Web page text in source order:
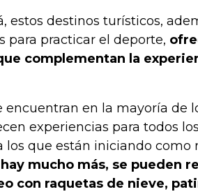
estos destinos turísticos,
para practicar el deporte,
complementan la
encuentran en la mayoría de
experiencias para todos
los que están iniciando como
mucho más, se pueden
con raquetas de nieve,